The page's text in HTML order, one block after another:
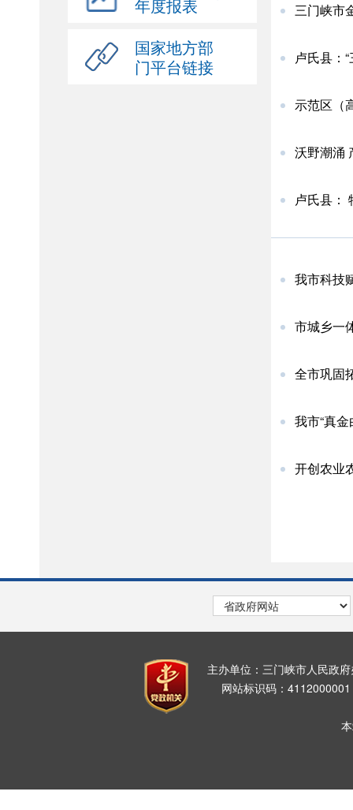
年度报表
国家地方部
门平台链接
三门峡市
卢氏县：
示范区（
沃野潮涌
卢氏县：
我市科技
市城乡一
全市巩固
我市“真
开创农业
主办单位：三门峡市人民政
网站标识码：4112000001